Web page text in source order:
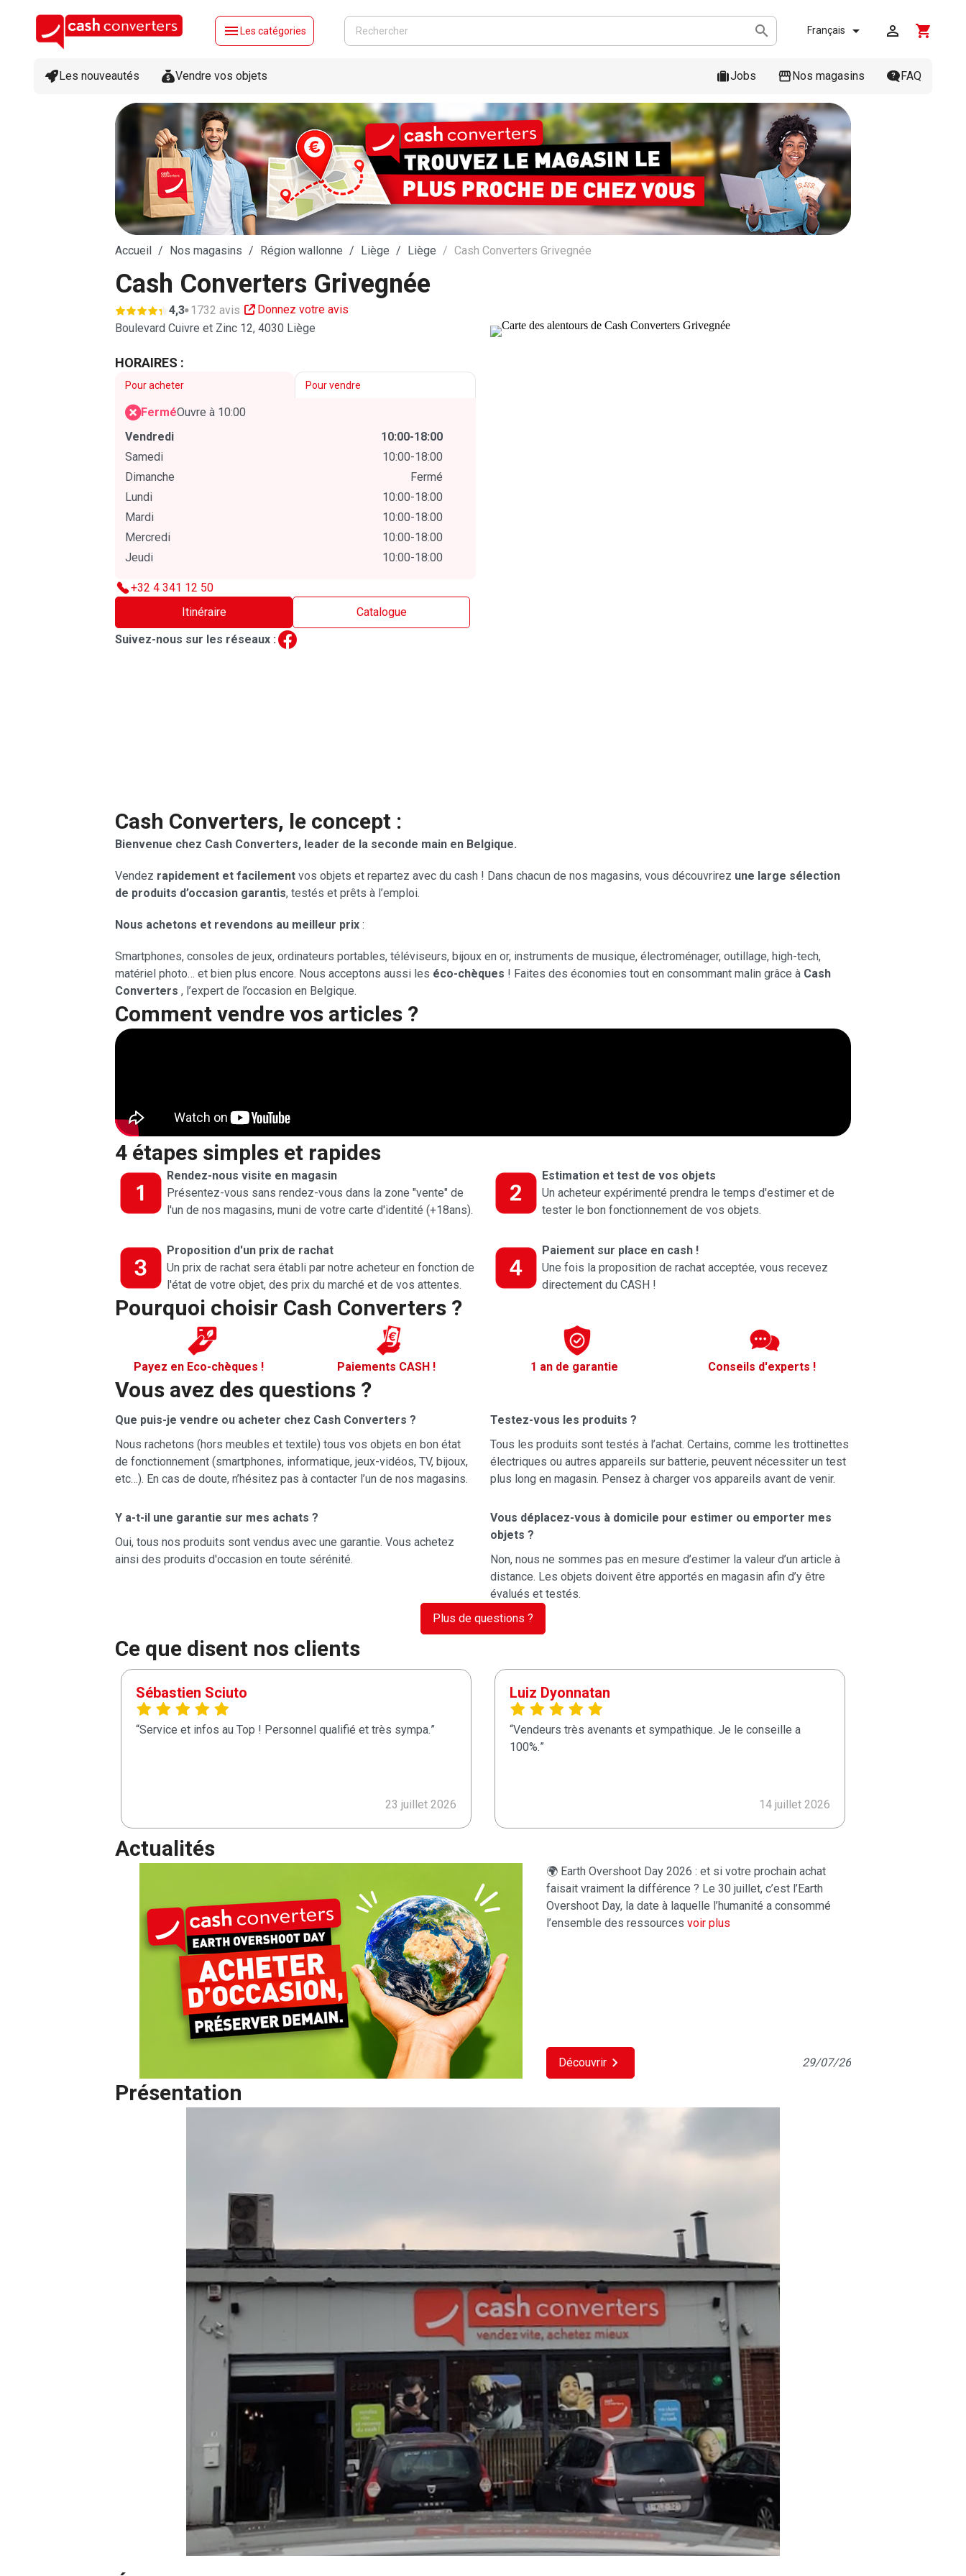
menu Les catégories  shopping_cart
Français  
Les nouveautés Vendre vos objets Jobs Nos magasins FAQ
Accueil Nos magasins Région wallonne Liège Liège Cash Converters Grivegnée
Cash Converters Grivegnée
4,3 1732 avis
Donnez votre avis
Boulevard Cuivre et Zinc 12, 4030 Liège
HORAIRES :
Pour acheter Pour vendre
FerméOuvre à 10:00
Vendredi
10:00-18:00
Samedi
10:00-18:00
Dimanche
Fermé
Lundi
10:00-18:00
Mardi
10:00-18:00
Mercredi
10:00-18:00
Jeudi
10:00-18:00
+32 4 341 12 50
Itinéraire
Catalogue
Suivez-nous sur les réseaux :
Cash Converters, le concept :
Bienvenue chez Cash Converters, leader de la seconde main en Belgique.
Vendez rapidement et facilement vos objets et repartez avec du cash ! Dans chacun de nos magasins, vous découvrirez une large sélection
de produits d’occasion garantis, testés et prêts à l’emploi.
Nous achetons et revendons au meilleur prix :
Smartphones, consoles de jeux, ordinateurs portables, téléviseurs, bijoux en or, instruments de musique, électroménager, outillage, high-tech,
matériel photo… et bien plus encore. Nous acceptons aussi les éco-chèques ! Faites des économies tout en consommant malin grâce à Cash
Converters , l’expert de l’occasion en Belgique.
Comment vendre vos articles ?
4 étapes simples et rapides
Rendez-nous visite en magasin
Présentez-vous sans rendez-vous dans la zone "vente" de
l'un de nos magasins, muni de votre carte d'identité (+18ans).
Estimation et test de vos objets
Un acheteur expérimenté prendra le temps d'estimer et de
tester le bon fonctionnement de vos objets.
Proposition d'un prix de rachat
Un prix de rachat sera établi par notre acheteur en fonction de
l'état de votre objet, des prix du marché et de vos attentes.
Paiement sur place en cash !
Une fois la proposition de rachat acceptée, vous recevez
directement du CASH !
Pourquoi choisir Cash Converters ?
Payez en Eco-chèques ! Paiements CASH ! 1 an de garantie Conseils d'experts !
Vous avez des questions ?
Que puis-je vendre ou acheter chez Cash Converters ?
Nous rachetons (hors meubles et textile) tous vos objets en bon état
de fonctionnement (smartphones, informatique, jeux-vidéos, TV, bijoux,
etc…). En cas de doute, n’hésitez pas à contacter l’un de nos magasins.
Testez-vous les produits ?
Tous les produits sont testés à l’achat. Certains, comme les trottinettes
électriques ou autres appareils sur batterie, peuvent nécessiter un test
plus long en magasin. Pensez à charger vos appareils avant de venir.
Y a-t-il une garantie sur mes achats ?
Oui, tous nos produits sont vendus avec une garantie. Vous achetez
ainsi des produits d'occasion en toute sérénité.
Vous déplacez-vous à domicile pour estimer ou emporter mes
objets ?
Non, nous ne sommes pas en mesure d’estimer la valeur d’un article à
distance. Les objets doivent être apportés en magasin afin d’y être
évalués et testés.
Plus de questions ?
Ce que disent nos clients
Sébastien Sciuto
23 juillet 2026
Service et infos au Top ! Personnel qualifié et très sympa.
Luiz Dyonnatan
14 juillet 2026
Vendeurs très avenants et sympathique. Je le conseille a
100%.
Actualités
🌍 Earth Overshoot Day 2026 : et si votre prochain achat
faisait vraiment la différence ? Le 30 juillet, c’est l’Earth
Overshoot Day, la date à laquelle l’humanité a consommé
l’ensemble des ressources voir plus
Découvrir 29/07/26
Présentation